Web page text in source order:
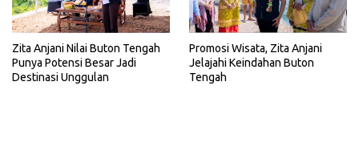
Zita Anjani Nilai Buton Tengah
Punya Potensi Besar Jadi
Destinasi Unggulan
Promosi Wisata, Zita Anjani
Jelajahi Keindahan Buton
Tengah